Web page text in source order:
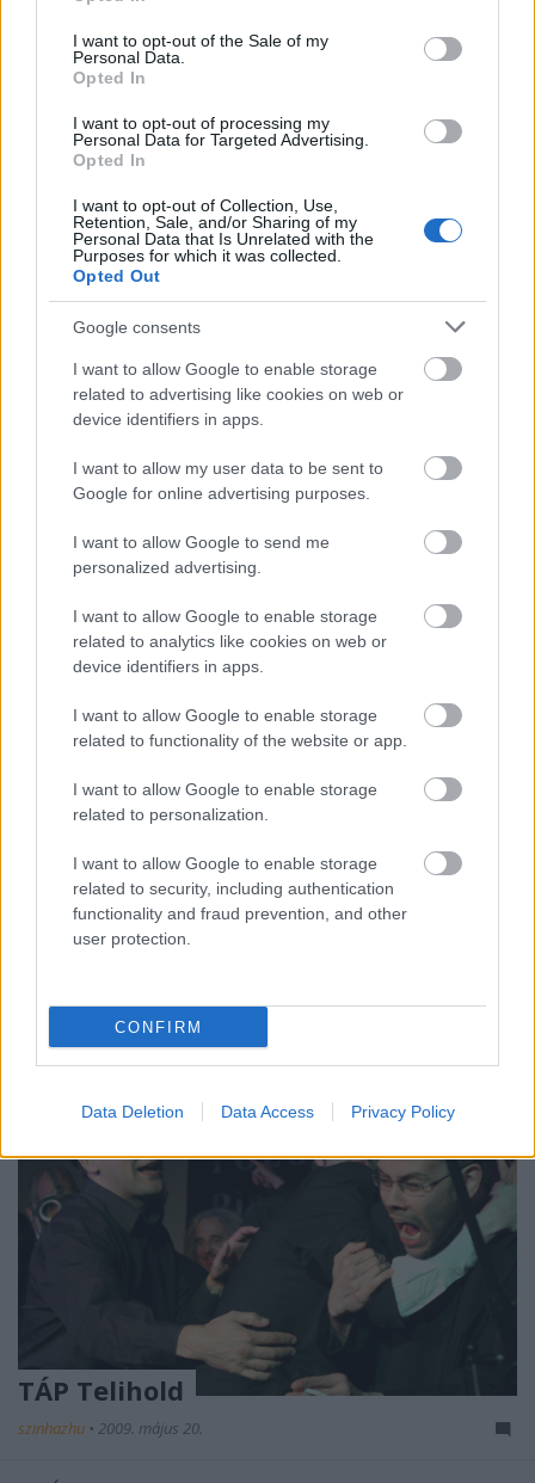
use your data for below specified purposes in below Google
consent section.
I want to opt-out of the Sale of my
Personal Data.
Opted In
I want to opt-out of processing my
Personal Data for Targeted Advertising.
Opted In
I want to opt-out of Collection, Use,
Retention, Sale, and/or Sharing of my
Personal Data that Is Unrelated with the
Purposes for which it was collected.
Opted Out
Google consents
I want to allow Google to enable storage
related to advertising like cookies on web or
device identifiers in apps.
I want to allow my user data to be sent to
Google for online advertising purposes.
I want to allow Google to send me
personalized advertising.
I want to allow Google to enable storage
related to analytics like cookies on web or
device identifiers in apps.
I want to allow Google to enable storage
related to functionality of the website or app.
I want to allow Google to enable storage
related to personalization.
I want to allow Google to enable storage
related to security, including authentication
functionality and fraud prevention, and other
user protection.
CONFIRM
Data Deletion Data Access Privacy Policy
szinhazhu•2009. május 20.
Halasi Imre, a Miskolci Nemzeti Színház igazgatója a
hetedik közös évadot nyitotta meg a társulattal
augusztus 24-én a Nagyszínházban. Sok és szép
munka vár a színház tagjaira: összesen tizennégy új
bemutatóval, tizenkét műsoron tartott produkcióval
és számos vendégelőadással várják a közönséget…
szinhazhu•2009. május 20.
Színházi előadásokkal, koncertekkel, filmvetítésekkel,
kiállításokkal és számos egyéb programmal várja a
közönséget augusztus 28. és szeptember 5. között
Nyíregyházán és környékén a VIII. Vidor Fesztivál, a
TÁP Telihold
szinhazhu • 2009. május 20.